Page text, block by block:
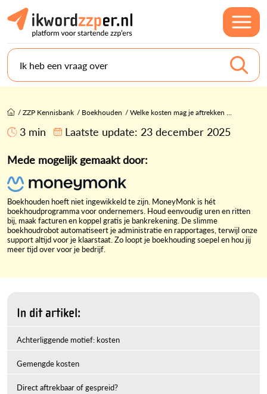
Ik heb een vraag over
/ZZP Kennisbank / Boekhouden /Welke kosten mag je aftrekken ...
3 min Laatste update: 23 december 2025
Mede mogelijk gemaakt door:
Boekhouden hoeft niet ingewikkeld te zijn. MoneyMonk is hét
boekhoudprogramma voor ondernemers. Houd eenvoudig uren en ritten
bij, maak facturen en koppel gratis je bankrekening. De slimme
boekhoudrobot automatiseert je administratie en rapportages, terwijl onze
support altijd voor je klaarstaat. Zo loopt je boekhouding soepel en hou jij
meer tijd over voor je bedrijf.
In dit artikel:
Achterliggende motief: kosten
Gemengde kosten
Direct aftrekbaar of gespreid?